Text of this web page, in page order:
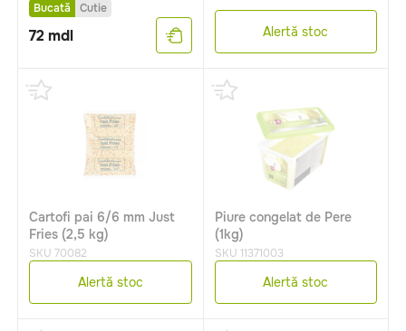
Bucată
Cutie
72 mdl Alertă stoc
Cartofi pai 6/6 mm Just
Fries (2,5 kg)
SKU 70082
Alertă stoc
Piure congelat de Pere
(1kg)
SKU 11371003
Alertă stoc